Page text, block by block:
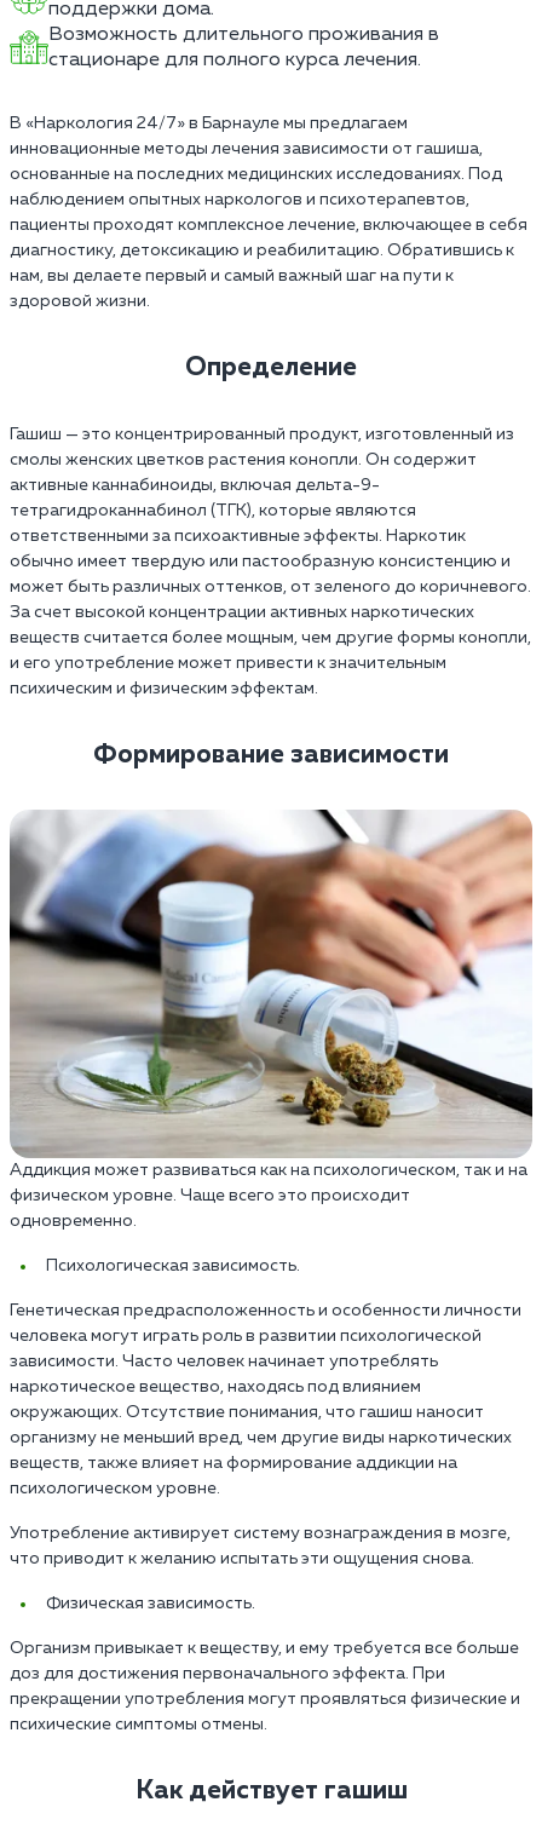
поддержки дома.
Возможность длительного проживания в
стационаре для полного курса лечения.
В «Наркология 24/7» в Барнауле мы предлагаем
инновационные методы лечения зависимости от гашиша,
основанные на последних медицинских исследованиях. Под
наблюдением опытных наркологов и психотерапевтов,
пациенты проходят комплексное лечение, включающее в себя
диагностику, детоксикацию и реабилитацию. Обратившись к
нам, вы делаете первый и самый важный шаг на пути к
здоровой жизни.
Определение
Гашиш — это концентрированный продукт, изготовленный из
смолы женских цветков растения конопли. Он содержит
активные каннабиноиды, включая дельта-9-
тетрагидроканнабинол (ТГК), которые являются
ответственными за психоактивные эффекты. Наркотик
обычно имеет твердую или пастообразную консистенцию и
может быть различных оттенков, от зеленого до коричневого.
За счет высокой концентрации активных наркотических
веществ считается более мощным, чем другие формы конопли,
и его употребление может привести к значительным
психическим и физическим эффектам.
Формирование зависимости
Аддикция может развиваться как на психологическом, так и на
физическом уровне. Чаще всего это происходит
одновременно.
Психологическая зависимость.
Генетическая предрасположенность и особенности личности
человека могут играть роль в развитии психологической
зависимости. Часто человек начинает употреблять
наркотическое вещество, находясь под влиянием
окружающих. Отсутствие понимания, что гашиш наносит
организму не меньший вред, чем другие виды наркотических
веществ, также влияет на формирование аддикции на
психологическом уровне.
Употребление активирует систему вознаграждения в мозге,
что приводит к желанию испытать эти ощущения снова.
Физическая зависимость.
Организм привыкает к веществу, и ему требуется все больше
доз для достижения первоначального эффекта. При
прекращении употребления могут проявляться физические и
психические симптомы отмены.
Как действует гашиш